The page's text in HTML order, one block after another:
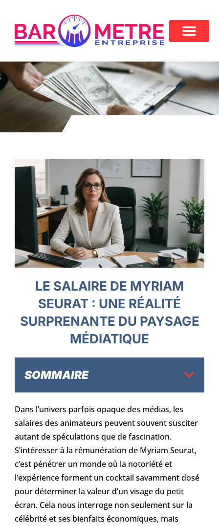
LE SALAIRE DE MYRIAM
SEURAT : UNE RÉALITÉ
SURPRENANTE DU PAYSAGE
MÉDIATIQUE
SOMMAIRE
Dans l’univers parfois opaque des médias, les
salaires des animateurs peuvent souvent susciter
autant de spéculations que de fascination.
S’intéresser à la rémunération de Myriam Seurat,
c’est pénétrer un monde où la notoriété et
l’expérience forment un cocktail savamment dosé
pour déterminer la valeur d’un visage du petit
écran. Cela nous interroge non seulement sur la
célébrité et ses bienfaits économiques, mais